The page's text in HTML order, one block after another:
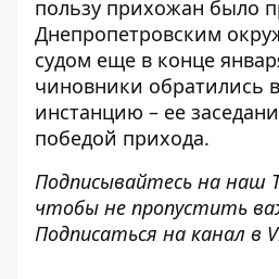
пользу прихожан было
Днепропетровским
судом еще в конце
чиновники обратились
инстанцию ​​– ее
победой прихода.
Подписывайтесь на наш
чтобы не пропустить
Подписаться на канал в